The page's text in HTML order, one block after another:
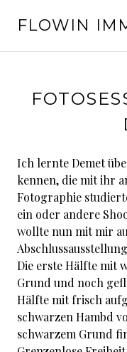
zumFLOWIN
Ich lernte Demet
kennen, die mit ihr
Fotographie
ein oder andere
wollte nun mit mir
Die erste Hälfte mit
Grund und noch
Hälfte mit frisch
schwarzen Hambd
schwarzem Grund